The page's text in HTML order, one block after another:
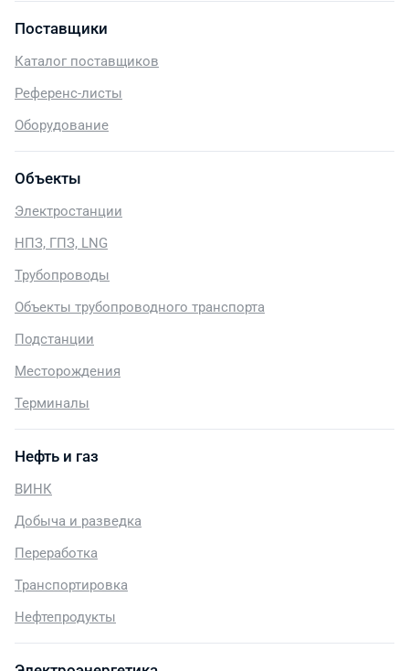
Поставщики
Каталог поставщиков
Референс-листы
Оборудование
Объекты
Электростанции
НПЗ, ГПЗ, LNG
Трубопроводы
Объекты трубопроводного транспорта
Подстанции
Месторождения
Терминалы
Нефть и газ
ВИНК
Добыча и разведка
Переработка
Транспортировка
Нефтепродукты